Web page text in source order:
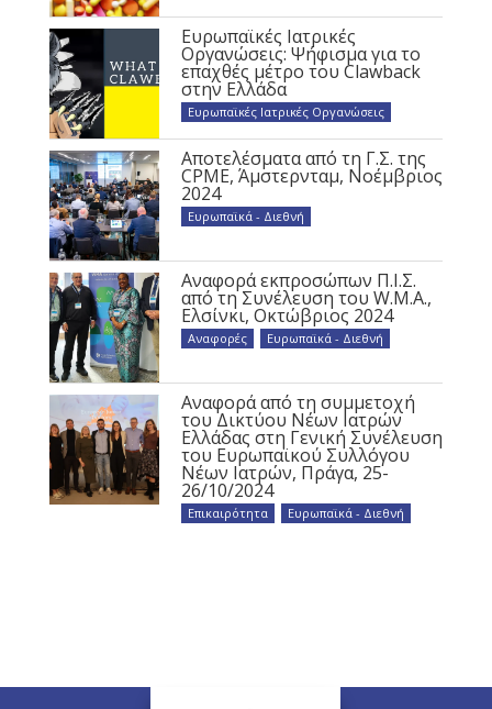
Ευρωπαϊκές Ιατρικές
Οργανώσεις: Ψήφισμα για το
επαχθές μέτρο του Clawback
στην Ελλάδα
Ευρωπαϊκές Ιατρικές Οργανώσεις
Αποτελέσματα από τη Γ.Σ. της
CPME, Άμστερνταμ, Νοέμβριος
2024
Ευρωπαϊκά - Διεθνή
Αναφορά εκπροσώπων Π.Ι.Σ.
από τη Συνέλευση του W.M.A.,
Ελσίνκι, Οκτώβριος 2024
Αναφορές Ευρωπαϊκά - Διεθνή
Αναφορά από τη συμμετοχή
του Δικτύου Νέων Ιατρών
Ελλάδας στη Γενική Συνέλευση
του Ευρωπαϊκού Συλλόγου
Νέων Ιατρών, Πράγα, 25-
26/10/2024
Επικαιρότητα Ευρωπαϊκά - Διεθνή